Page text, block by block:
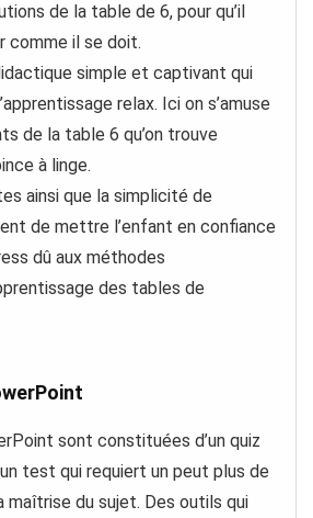
de la table de 6, pour qu’il
comme il se doit.
simple et captivant qui
relax. Ici on s’amuse
de la table 6 qu’on trouve
à linge.
ainsi que la simplicité de
de mettre l’enfant en confiance
dû aux méthodes
des tables de
sont constituées d’un quiz
test qui requiert un peut plus de
du sujet. Des outils qui